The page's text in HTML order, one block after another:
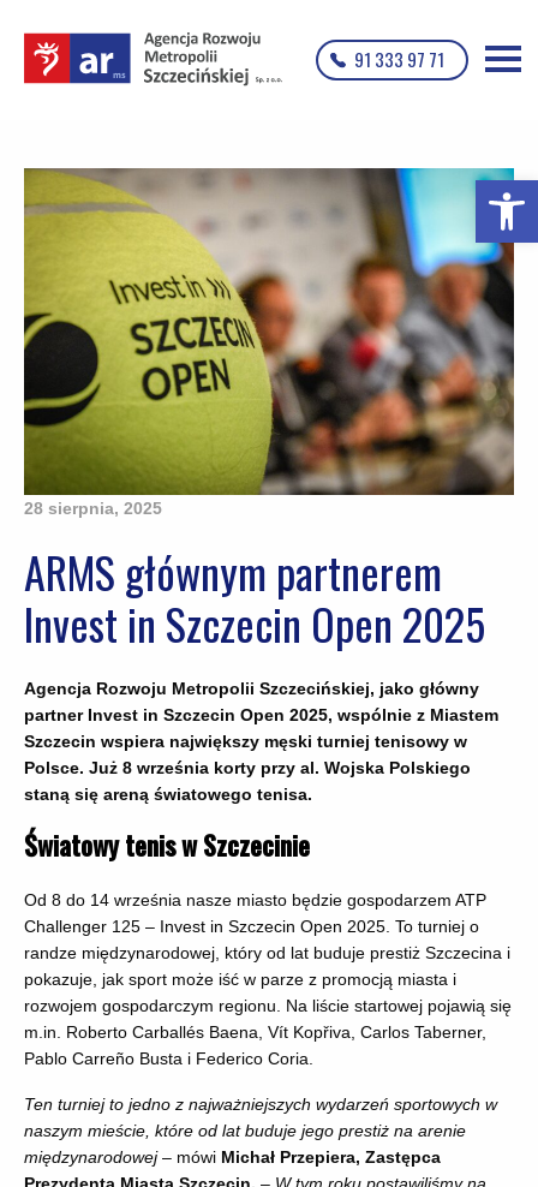
Otwórz
91 333 97 71
28 sierpnia, 2025
ARMS głównym partnerem
Invest in Szczecin Open 2025
Agencja Rozwoju Metropolii Szczecińskiej, jako główny
partner Invest in Szczecin Open 2025, wspólnie z Miastem
Szczecin wspiera największy męski turniej tenisowy w
Polsce. Już 8 września korty przy al. Wojska Polskiego
staną się areną światowego tenisa.
Światowy tenis w Szczecinie
Od 8 do 14 września nasze miasto będzie gospodarzem ATP
Challenger 125 – Invest in Szczecin Open 2025. To turniej o
randze międzynarodowej, który od lat buduje prestiż Szczecina i
pokazuje, jak sport może iść w parze z promocją miasta i
rozwojem gospodarczym regionu. Na liście startowej pojawią się
m.in. Roberto Carballés Baena, Vít Kopřiva, Carlos Taberner,
Pablo Carreño Busta i Federico Coria.
Ten turniej to jedno z najważniejszych wydarzeń sportowych w
naszym mieście, które od lat buduje jego prestiż na arenie
międzynarodowej– mówi Michał Przepiera, Zastępca